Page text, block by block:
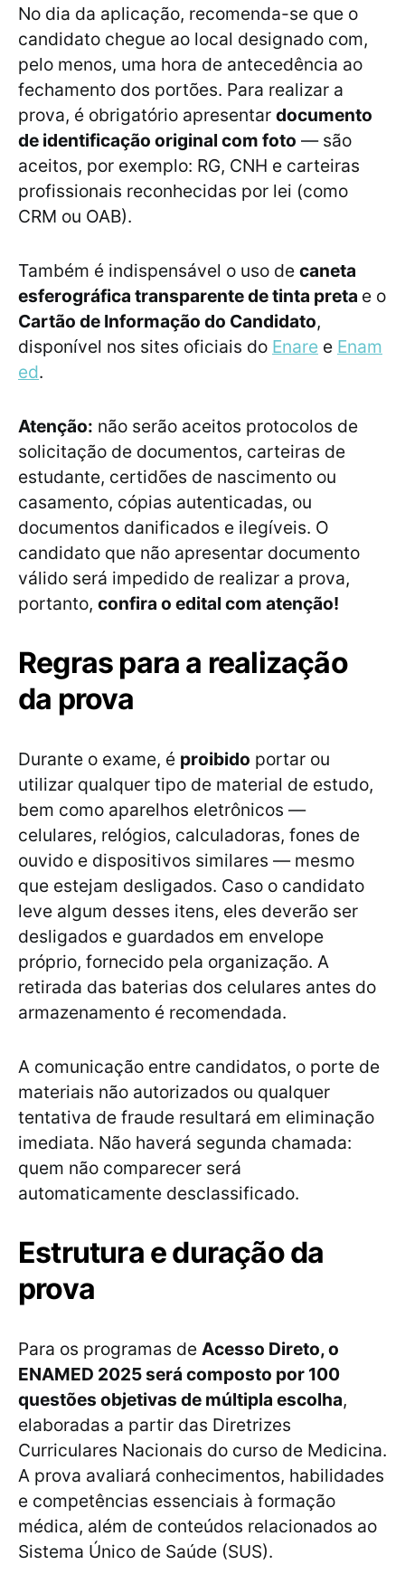
No dia da aplicação, recomenda-se que o
candidato chegue ao local designado com,
pelo menos, uma hora de antecedência ao
fechamento dos portões. Para realizar a
prova, é obrigatório apresentar documento
de identificação original com foto — são
aceitos, por exemplo: RG, CNH e carteiras
profissionais reconhecidas por lei (como
CRM ou OAB).
Também é indispensável o uso de caneta
esferográfica transparente de tinta preta e o
Cartão de Informação do Candidato,
disponível nos sites oficiais do Enare e Enam
ed.
Atenção: não serão aceitos protocolos de
solicitação de documentos, carteiras de
estudante, certidões de nascimento ou
casamento, cópias autenticadas, ou
documentos danificados e ilegíveis. O
candidato que não apresentar documento
válido será impedido de realizar a prova,
portanto, confira o edital com atenção!
Regras para a realização
da prova
Durante o exame, é proibido portar ou
utilizar qualquer tipo de material de estudo,
bem como aparelhos eletrônicos —
celulares, relógios, calculadoras, fones de
ouvido e dispositivos similares — mesmo
que estejam desligados. Caso o candidato
leve algum desses itens, eles deverão ser
desligados e guardados em envelope
próprio, fornecido pela organização. A
retirada das baterias dos celulares antes do
armazenamento é recomendada.
A comunicação entre candidatos, o porte de
materiais não autorizados ou qualquer
tentativa de fraude resultará em eliminação
imediata. Não haverá segunda chamada:
quem não comparecer será
automaticamente desclassificado.
Estrutura e duração da
prova
Para os programas de Acesso Direto, o
ENAMED 2025 será composto por 100
questões objetivas de múltipla escolha,
elaboradas a partir das Diretrizes
Curriculares Nacionais do curso de Medicina.
A prova avaliará conhecimentos, habilidades
e competências essenciais à formação
médica, além de conteúdos relacionados ao
Sistema Único de Saúde (SUS).